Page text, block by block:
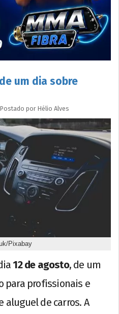
um dia sobre
Postado por Hélio Alves
Pixabay
12 de agosto, de um
para profissionais e
aluguel de carros. A